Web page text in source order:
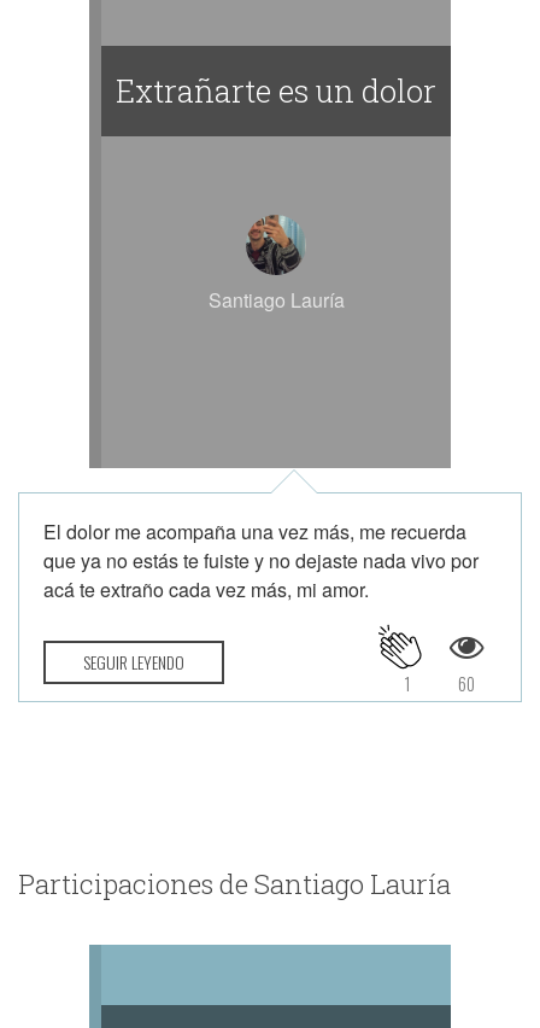
Extrañarte es un dolor
Santiago Lauría
El dolor me acompaña una vez más, me recuerda
que ya no estás te fuiste y no dejaste nada vivo por
acá te extraño cada vez más, mi amor.
SEGUIR LEYENDO
60
1
Participaciones de Santiago Lauría